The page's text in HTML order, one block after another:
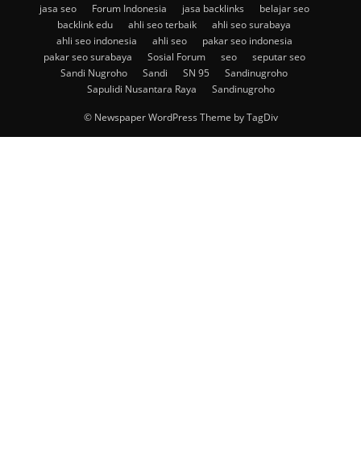
jasa seo
Forum Indonesia jasa backlinks
belajar seo
backlink edu
ahli seo terbaik
ahli seo surabaya
ahli seo indonesia
ahli seo
pakar seo indonesia
pakar seo surabaya
Sosial Forum seo
seputar seo
Sandi Nugroho
Sandi SN 95
Sandinugroho
Sapulidi Nusantara Raya
Sandinugroho
© Newspaper WordPress Theme by TagDiv